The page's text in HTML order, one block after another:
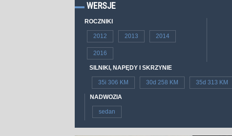
WERSJE
ROCZNIKI
2012 2013 2014
2016
SILNIKI, NAPĘDY I SKRZYNIE
35i 306 KM 30d 258 KM 35d 313 KM
NADWOZIA
sedan